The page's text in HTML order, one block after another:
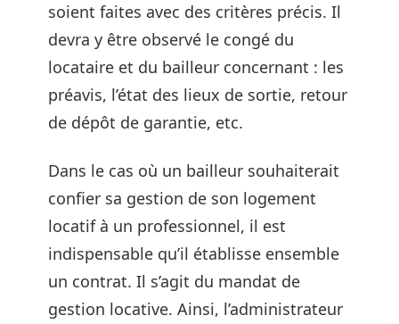
soient faites avec des critères précis. Il
devra y être observé le congé du
locataire et du bailleur concernant : les
préavis, l’état des lieux de sortie, retour
de dépôt de garantie, etc.
Dans le cas où un bailleur souhaiterait
confier sa gestion de son logement
locatif à un professionnel, il est
indispensable qu’il établisse ensemble
un contrat. Il s’agit du mandat de
gestion locative. Ainsi, l’administrateur